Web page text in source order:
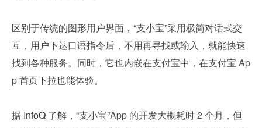
区别于传统的图形用户界面，“支小宝”采用极简对话式交
互，用户下达口语指令后，不用再寻找或输入，就能快速
找到各种服务。同时，它也内嵌在支付宝中，在支付宝 Ap
p 首页下拉也能体验。
据 InfoQ 了解， “支小宝”App 的开发大概耗时 2 个月， 但